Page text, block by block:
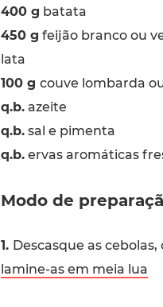
400 g batata
450 g feijão branco ou
lata
100 g couve lombarda
q.b.azeite
q.b.sal e pimenta
q.b.ervas aromáticas
Modo de
1. Descasque as
lamine-as em meia lua